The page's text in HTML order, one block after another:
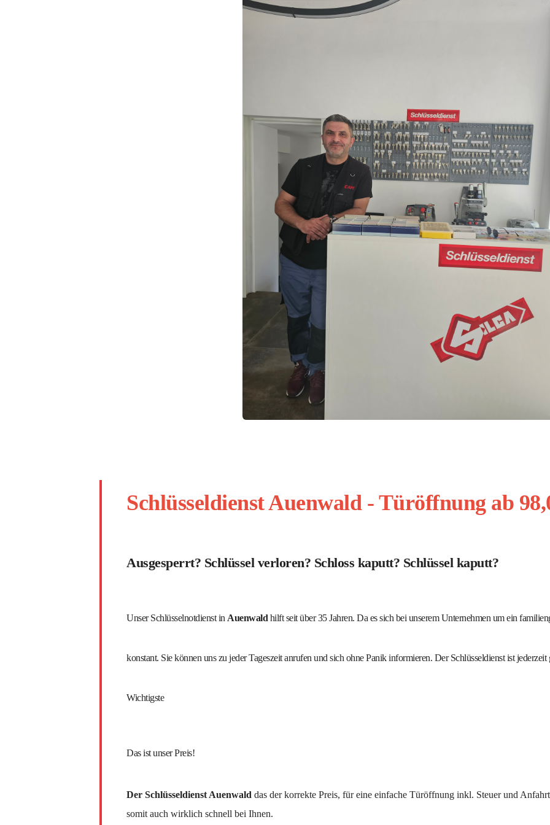
Schlüsseldienst Auenwald - Türöffnung ab
Ausgesperrt? Schlüssel verloren? Schloss kaputt? Schlüssel kaputt?
Unser Schlüsselnotdienst in Auenwald hilft seit über 35 Jahren. Da es sich bei unserem Unternehmen um ein
konstant. Sie können uns zu jeder Tageszeit anrufen und sich ohne Panik informieren. Der Schlüsseldienst ist
Wichtigste
Das ist unser Preis!
Der Schlüsseldienst Auenwald das der korrekte Preis, für eine einfache Türöffnung inkl. Steuer und
somit auch wirklich schnell bei Ihnen.